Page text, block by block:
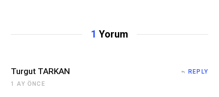
1 Yorum
Turgut TARKAN
1 AY ÖNCE
REPLY